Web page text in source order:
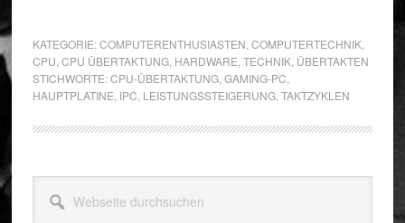
die
CPU
zu
übertakten?
KATEGORIE:COMPUTERENTHUSIASTEN COMPUTERTECHNIK,
CPU CPU ÜBERTAKTUNG, HARDWARE TECHNIK, ÜBERTAKTEN
STICHWORTE:CPU-ÜBERTAKTUNG, GAMING-PC
HAUPTPLATINE IPC LEISTUNGSSTEIGERUNG, TAKTZYKLEN
Seitenspalte
durchsuchen